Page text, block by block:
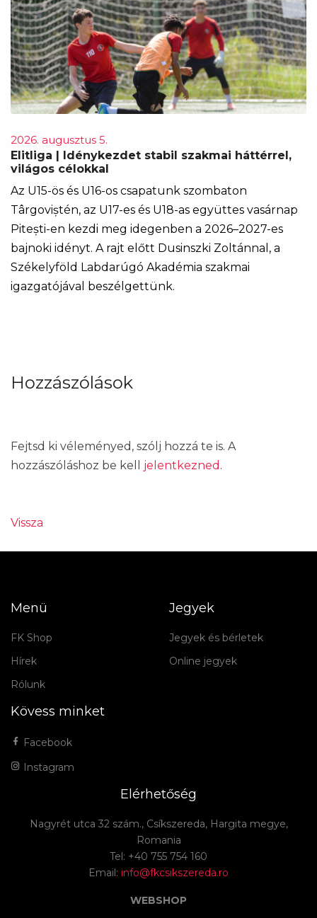
2026. augusztus 5.
Elitliga | Idénykezdet stabil szakmai háttérrel,
világos célokkal
Az U15-ös és U16-os csapatunk szombaton
Târgoviștén, az U17-es és U18-as együttes vasárnap
Pitești-en kezdi meg idegenben a 2026–2027-es
bajnoki idényt. A rajt előtt Dusinszki Zoltánnal, a
Székelyföld Labdarúgó Akadémia szakmai
igazgatójával beszélgettünk.
Hozzászólások
Fejtsd ki véleményed, szólj hozzá te is. A
hozzászóláshoz be kell jelentkezned .
Vissza
Menü
FK Shop
Hírek
Rólunk
Jegyek
Jegyek és bérletek
Online jegyek
Kövess minket
Facebook
Instagram
Elérhetőség
Nagyrét utca 32 szám., Csíkszereda, Hargita megye,
Romania
Tel: +40 755 754 160
Email: info@fkcsikszereda.ro
WEBSHOP